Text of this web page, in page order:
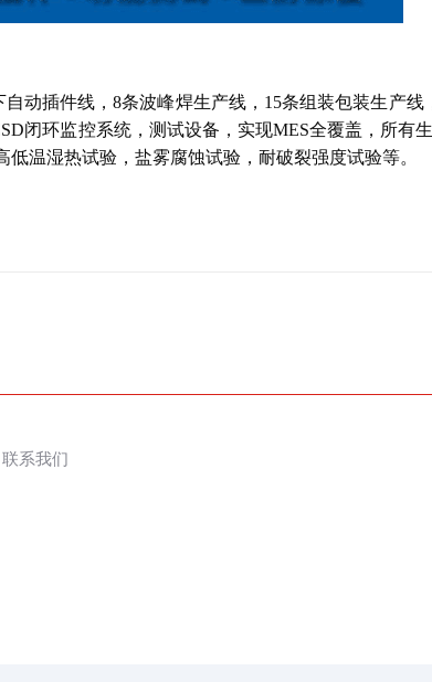
自动插件线，8条波峰焊生产线，15条组装包装生产
闭环监控系统，测试设备，实现MES全覆盖，所有
温湿热试验，盐雾腐蚀试验，耐破裂强度试验等。
联系我们